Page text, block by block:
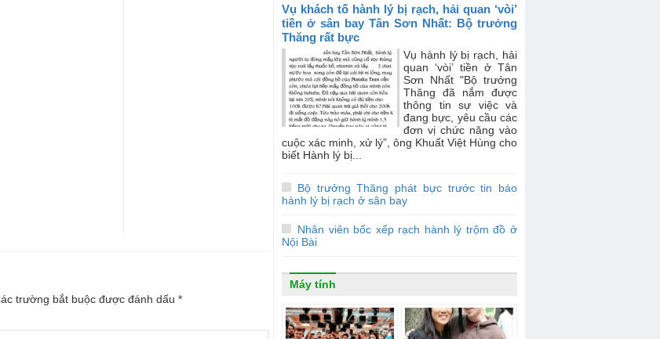
trường bắt buộc được đánh dấu *
Vụ khách tố hành lý bị rạch, hải quan ‘vòi’
tiền ở sân bay Tân Sơn Nhất: Bộ trưởng
Thăng rất bực
Vụ hành lý bị rạch, hải
quan ‘vòi’ tiền ở Tân
Sơn Nhất "Bộ trưởng
Thăng đã nắm được
thông tin sự việc và
đang bực, yêu cầu các
đơn vị chức năng vào
cuộc xác minh, xử lý”, ông Khuất Việt Hùng cho
biết Hành lý bị...
Bộ trưởng Thăng phát bực trước tin báo
hành lý bị rạch ở sân bay
Nhân viên bốc xếp rạch hành lý trộm đồ ở
Nội Bài
Máy tính